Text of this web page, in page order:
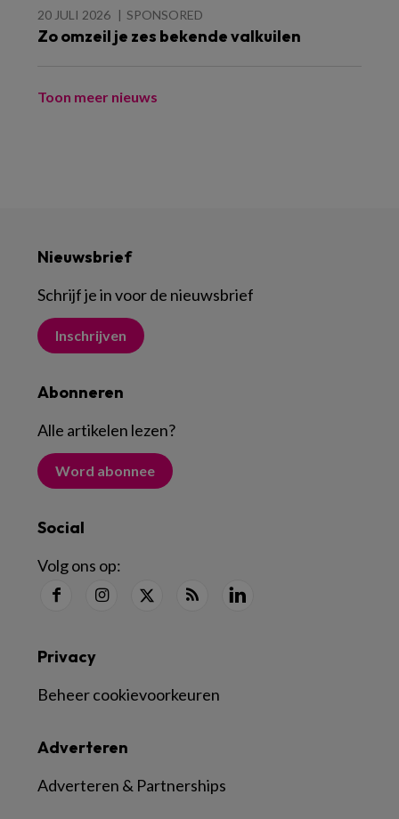
20 JULI 2026 SPONSORED
Zo omzeil je zes bekende valkuilen
Toon meer nieuws
Nieuwsbrief
Schrijf je in voor de nieuwsbrief
Inschrijven
Abonneren
Alle artikelen lezen?
Word abonnee
Social
Volg ons op:
Adverteren
Adverteren & Partnerships
Privacy
Beheer cookievoorkeuren